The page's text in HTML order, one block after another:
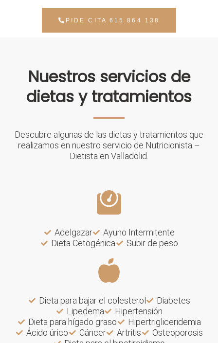
PIDE CITA 615 864 138
Nuestros servicios de
dietas y tratamientos
Descubre algunas de las dietas y tratamientos que
realizamos en nuestro servicio de Nutricionista –
Dietista en Valladolid.
Adelgazar
Ayuno Intermitente
Dieta Cetogénica
Subir de peso
Dieta para bajar el colesterol
Diabetes
Lipedema
Hipertensión
Dieta para hígado graso
Hipertrigliceridemia
Ácido úrico
Cáncer Artritis
Osteoporosis